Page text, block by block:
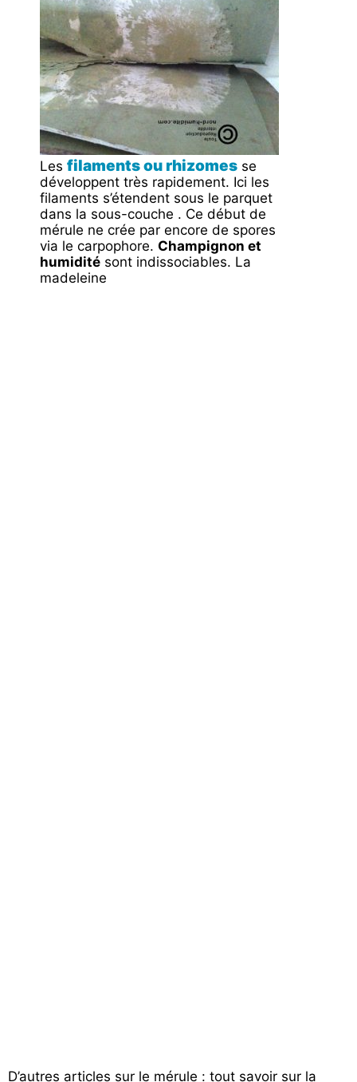
Les filaments ou rhizomes se
développent très rapidement. Ici les
filaments s’étendent sous le parquet
dans la sous-couche . Ce début de
mérule ne crée par encore de spores
via le carpophore. Champignon et
humidité sont indissociables. La
madeleine
D’autres articles sur le mérule : tout savoir sur la